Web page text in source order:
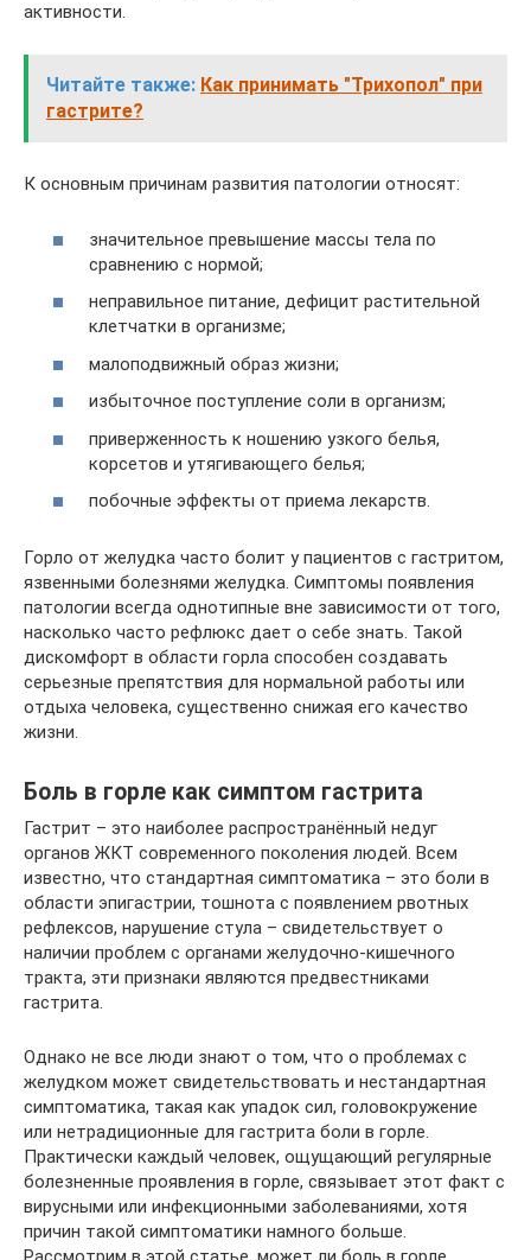
активности.
Читайте также: Как принимать "Трихопол" при
гастрите?
К основным причинам развития патологии относят:
значительное превышение массы тела по
сравнению с нормой;
неправильное питание, дефицит растительной
клетчатки в организме;
малоподвижный образ жизни;
избыточное поступление соли в организм;
приверженность к ношению узкого белья,
корсетов и утягивающего белья;
побочные эффекты от приема лекарств.
Горло от желудка часто болит у пациентов с гастритом,
язвенными болезнями желудка. Симптомы появления
патологии всегда однотипные вне зависимости от того,
насколько часто рефлюкс дает о себе знать. Такой
дискомфорт в области горла способен создавать
серьезные препятствия для нормальной работы или
отдыха человека, существенно снижая его качество
жизни.
Боль в горле как симптом гастрита
Гастрит – это наиболее распространённый недуг
органов ЖКТ современного поколения людей. Всем
известно, что стандартная симптоматика – это боли в
области эпигастрии, тошнота с появлением рвотных
рефлексов, нарушение стула – свидетельствует о
наличии проблем с органами желудочно-кишечного
тракта, эти признаки являются предвестниками
гастрита.
Однако не все люди знают о том, что о проблемах с
желудком может свидетельствовать и нестандартная
симптоматика, такая как упадок сил, головокружение
или нетрадиционные для гастрита боли в горле.
Практически каждый человек, ощущающий регулярные
болезненные проявления в горле, связывает этот факт с
вирусными или инфекционными заболеваниями, хотя
причин такой симптоматики намного больше.